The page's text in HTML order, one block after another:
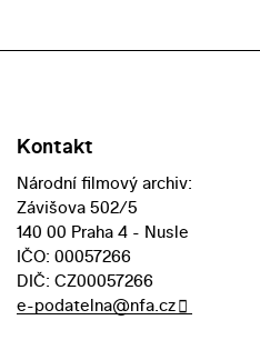
Kontakt
Národní filmový archiv:
Závišova 502/5
140 00 Praha 4 - Nusle
IČO: 00057266
DIČ: CZ00057266
e-podatelna@nfa.cz